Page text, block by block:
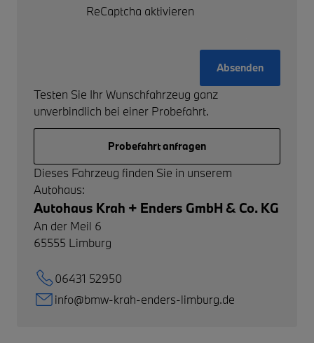
ReCaptcha aktivieren
Absenden
Testen Sie Ihr Wunschfahrzeug ganz
unverbindlich bei einer Probefahrt.
Probefahrt anfragen
Dieses Fahrzeug finden Sie in unserem
Autohaus:
Autohaus Krah + Enders GmbH & Co. KG
An der Meil 6
65555 Limburg
06431 52950
info@bmw-krah-enders-limburg.de